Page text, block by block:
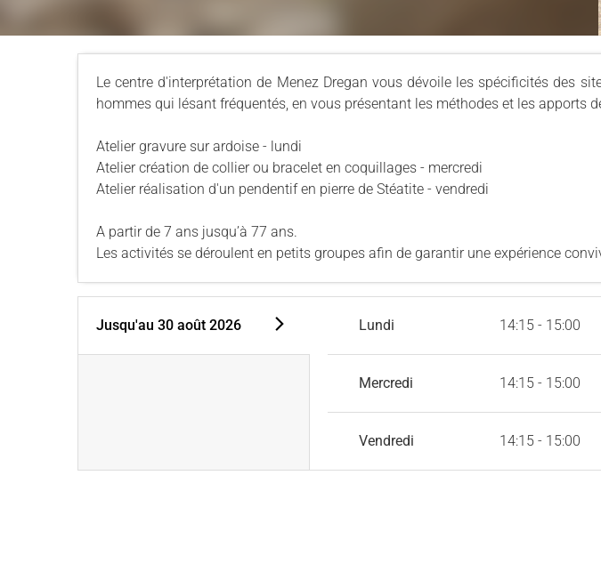
Le centre d'interprétation de Menez Dregan vous dévoile les spécificités des
hommes qui lésant fréquentés, en vous présentant les méthodes et les apports
Atelier gravure sur ardoise - lundi
Atelier création de collier ou bracelet en coquillages - mercredi
Atelier réalisation d'un pendentif en pierre de Stéatite - vendredi
A partir de 7 ans jusqu’à 77 ans.
Les activités se déroulent en petits groupes afin de garantir une expérience
Jusqu'au 30 août 2026 Lundi 14:15 - 15:00
Mercredi 14:15 - 15:00
Vendredi 14:15 - 15:00